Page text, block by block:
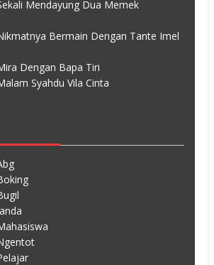
Mendayung Dua Memek
Bermain Dengan Tante Imel
Dengan Bapa Tiri
Syahdu Vila Cinta